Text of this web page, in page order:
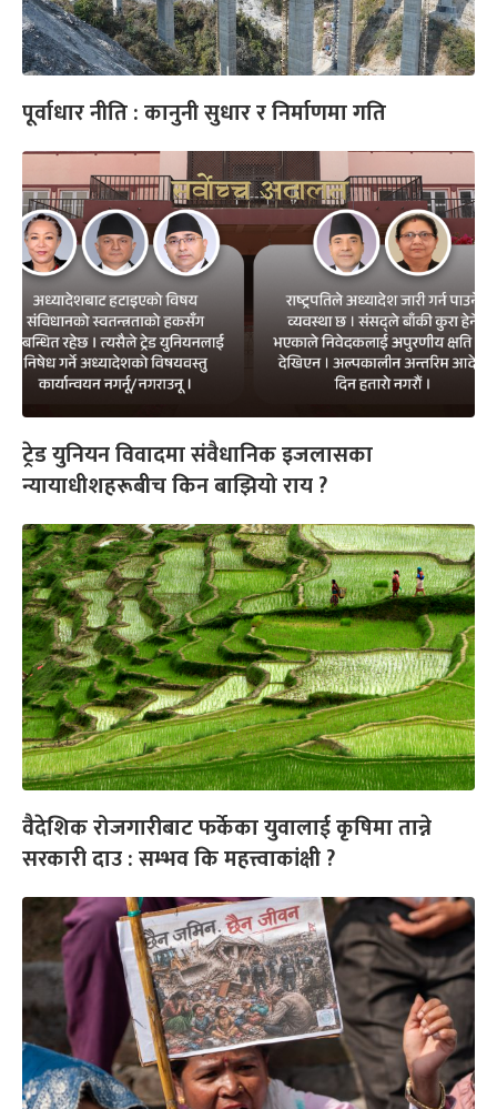
पूर्वाधार नीति : कानुनी सुधार र निर्माणमा गति
ट्रेड युनियन विवादमा संवैधानिक इजलासका
न्यायाधीशहरूबीच किन बाझियो राय ?
वैदेशिक रोजगारीबाट फर्केका युवालाई कृषिमा तान्ने
सरकारी दाउ : सम्भव कि महत्त्वाकांक्षी ?